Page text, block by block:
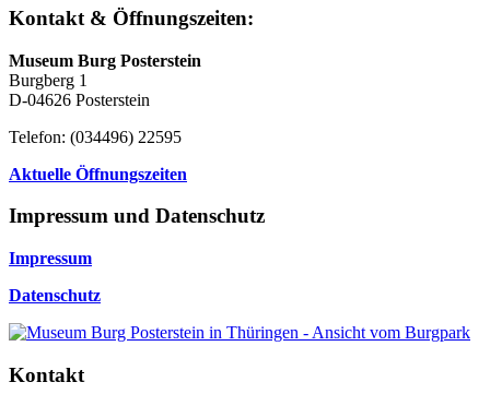
Kontakt & Öffnungszeiten:
Museum Burg Posterstein
Burgberg 1
D-04626 Posterstein
Telefon: (034496) 22595
Aktuelle Öffnungszeiten
Impressum und Datenschutz
Impressum
Datenschutz
Kontakt